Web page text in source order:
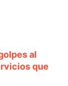
al
que